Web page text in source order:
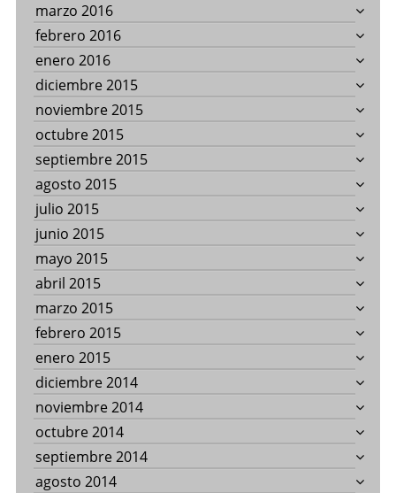
marzo 2016
febrero 2016
enero 2016
diciembre 2015
noviembre 2015
octubre 2015
septiembre 2015
agosto 2015
julio 2015
junio 2015
mayo 2015
abril 2015
marzo 2015
febrero 2015
enero 2015
diciembre 2014
noviembre 2014
octubre 2014
septiembre 2014
agosto 2014